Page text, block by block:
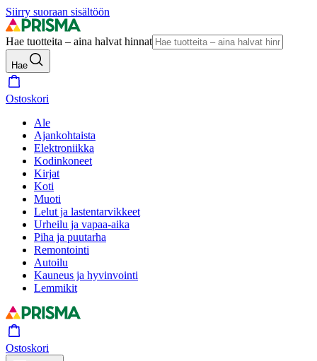
Siirry suoraan sisältöön
Hae tuotteita – aina halvat hinnat
Hae
Ostoskori
Ale
Ajankohtaista
Elektroniikka
Kodinkoneet
Kirjat
Koti
Muoti
Lelut ja lastentarvikkeet
Urheilu ja vapaa-aika
Piha ja puutarha
Remontointi
Autoilu
Kauneus ja hyvinvointi
Lemmikit
Ostoskori